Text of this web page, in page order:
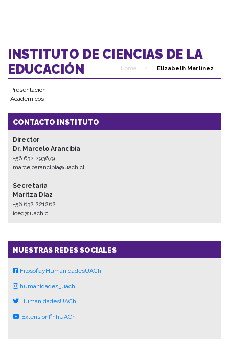
INSTITUTO DE CIENCIAS DE LA
EDUCACIÓN
Home / Elizabeth Martínez
Presentación
Académicos
CONTACTO INSTITUTO
Director
Dr. Marcelo Arancibia
+56 632 293679
marceloarancibia@uach.cl
Secretaría
Maritza Díaz
+56 632 221262
iced@uach.cl
NUESTRAS REDES SOCIALES
FilosofiayHumanidadesUACh
humanidades_uach
HumanidadesUACh
ExtensionffhhUACh